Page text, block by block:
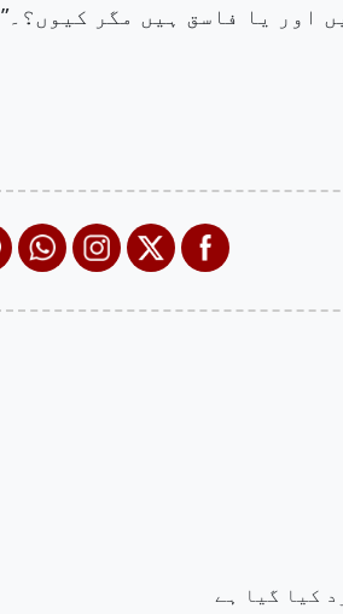
اور یا فاسق ہیں مگر کیوں؟۔”
کیا گیا ہے